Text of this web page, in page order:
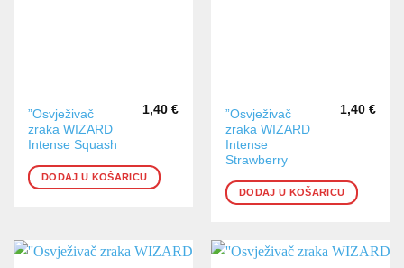
”Osvježivač
zraka WIZARD
Intense Squash
1,40 €
DODAJ U KOŠARICU
”Osvježivač
zraka WIZARD
Intense
Strawberry
1,40 €
DODAJ U KOŠARICU